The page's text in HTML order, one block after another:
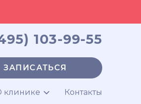
103-99-55
ЗАПИСАТЬСЯ
клинике Контакты